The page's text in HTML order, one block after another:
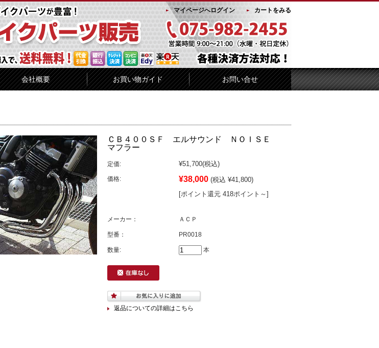
マイページへログイン カートをみる
会社概要 お買い物ガイド お問い合せ
ＣＢ４００ＳＦ エルサウンド ＮＯＩＳＥ
マフラー
定価: ¥51,700(税込)
価格: ¥38,000 (税込 ¥41,800)
[ポイント還元 418ポイント～]
メーカー： ＡＣＰ
型番： PR0018
数量: 本
返品についての詳細はこちら